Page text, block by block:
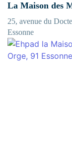
La Maison des
25, avenue du
Essonne